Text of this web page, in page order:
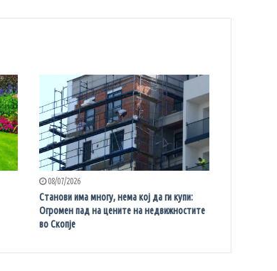
08/07/2026
Станови има многу, нема кој да ги купи:
Огромен пад на цените на недвижностите
во Скопје